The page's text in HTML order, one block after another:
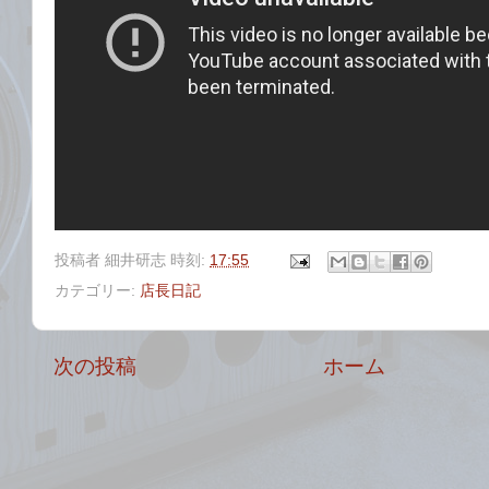
投稿者 細井研志 時刻: 17:55
カテゴリー: 店長日記
次の投稿 ホーム